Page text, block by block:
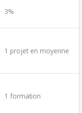
3%
1 projet en moyenne
1 formation